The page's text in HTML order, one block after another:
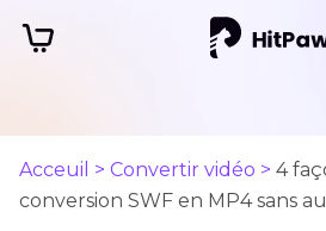
Acceuil > Convertir vidéo > 4
conversion SWF en MP4 sans